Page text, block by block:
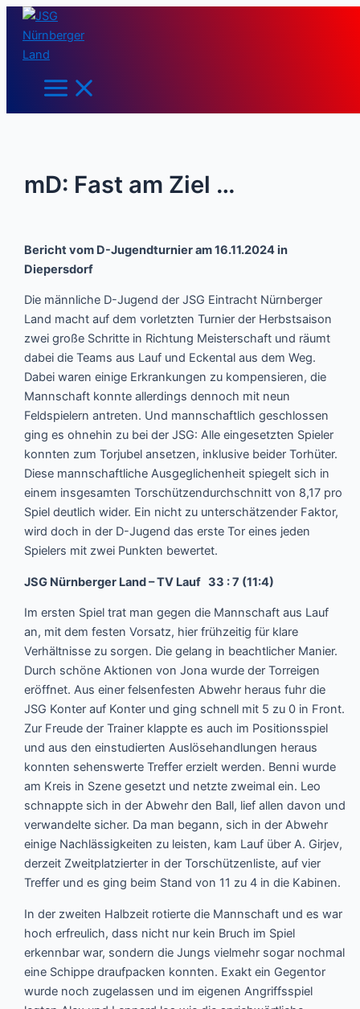
Zum
Inhalt
springen
Main
Menu
mD: Fast am Ziel …
Bericht vom D-Jugendturnier am 16.11.2024 in
Diepersdorf
Die männliche D-Jugend der JSG Eintracht Nürnberger
Land macht auf dem vorletzten Turnier der Herbstsaison
zwei große Schritte in Richtung Meisterschaft und räumt
dabei die Teams aus Lauf und Eckental aus dem Weg.
Dabei waren einige Erkrankungen zu kompensieren, die
Mannschaft konnte allerdings dennoch mit neun
Feldspielern antreten. Und mannschaftlich geschlossen
ging es ohnehin zu bei der JSG: Alle eingesetzten Spieler
konnten zum Torjubel ansetzen, inklusive beider Torhüter.
Diese mannschaftliche Ausgeglichenheit spiegelt sich in
einem insgesamten Torschützendurchschnitt von 8,17 pro
Spiel deutlich wider. Ein nicht zu unterschätzender Faktor,
wird doch in der D-Jugend das erste Tor eines jeden
Spielers mit zwei Punkten bewertet.
JSG Nürnberger Land – TV Lauf 33 : 7 (11:4)
Im ersten Spiel trat man gegen die Mannschaft aus Lauf
an, mit dem festen Vorsatz, hier frühzeitig für klare
Verhältnisse zu sorgen. Die gelang in beachtlicher Manier.
Durch schöne Aktionen von Jona wurde der Torreigen
eröffnet. Aus einer felsenfesten Abwehr heraus fuhr die
JSG Konter auf Konter und ging schnell mit 5 zu 0 in Front.
Zur Freude der Trainer klappte es auch im Positionsspiel
und aus den einstudierten Auslösehandlungen heraus
konnten sehenswerte Treffer erzielt werden. Benni wurde
am Kreis in Szene gesetzt und netzte zweimal ein. Leo
schnappte sich in der Abwehr den Ball, lief allen davon und
verwandelte sicher. Da man begann, sich in der Abwehr
einige Nachlässigkeiten zu leisten, kam Lauf über A. Girjev,
derzeit Zweitplatzierter in der Torschützenliste, auf vier
Treffer und es ging beim Stand von 11 zu 4 in die Kabinen.
In der zweiten Halbzeit rotierte die Mannschaft und es war
hoch erfreulich, dass nicht nur kein Bruch im Spiel
erkennbar war, sondern die Jungs vielmehr sogar nochmal
eine Schippe draufpacken konnten. Exakt ein Gegentor
wurde noch zugelassen und im eigenen Angriffsspiel
Post
navigation